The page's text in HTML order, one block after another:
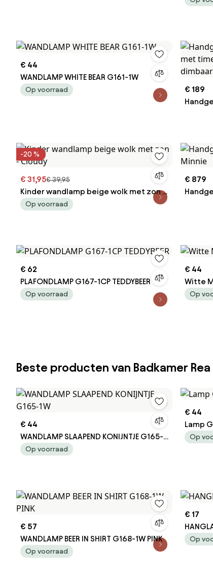
€ 44
WANDLAMP WHITE BEAR G161-1W
Op voorraad
€ 189
-20 %
€ 31,95€ 39,95
Kinder wandlamp beige wolk met zon -
Cloudy
Op voorraad
€ 879
€ 62
PLAFONDLAMP G167-1CP TEDDYBEER
Op voorraad
€ 44
Witte
Op
Beste producten van Badkamer Rea
€ 44
WANDLAMP SLAAPEND KONIJNTJE G165-
1WOp voorraad
€ 44
Lamp
Op
€ 57
WANDLAMP BEER IN SHIRT G168-1W PINK
Op voorraad
€ 17
Op